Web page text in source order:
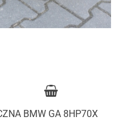
BMW GA 8HP70X